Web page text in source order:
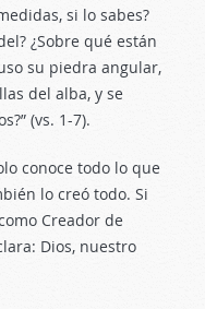
si lo sabes?
¿Sobre qué están
su piedra angular,
del alba, y se
(vs. 1-7).
conoce todo lo que
lo creó todo. Si
Creador de
Dios, nuestro